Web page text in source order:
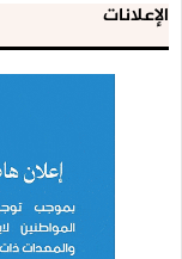
الإعلانات